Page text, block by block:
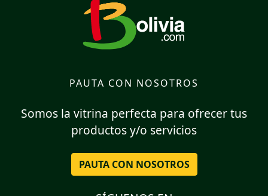
PAUTA CON NOSOTROS
Somos la vitrina perfecta para ofrecer tus
productos y/o servicios
PAUTA CON NOSOTROS